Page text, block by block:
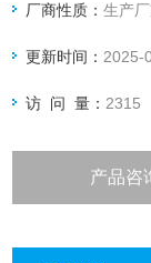
厂商性质：生产
更新时间： 2025-
访 问 量： 2315
产品咨